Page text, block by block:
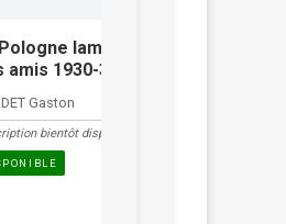
lamennais et
amis 1930-34
Gaston
bientôt disponible.